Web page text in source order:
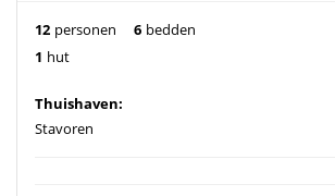
12 personen 6 bedden
1 hut
Thuishaven:
Stavoren